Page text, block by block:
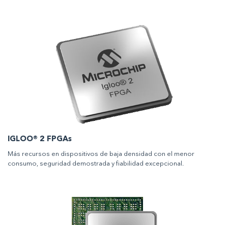
IGLOO® 2 FPGAs
Más recursos en dispositivos de baja densidad con el menor
consumo, seguridad demostrada y fiabilidad excepcional.